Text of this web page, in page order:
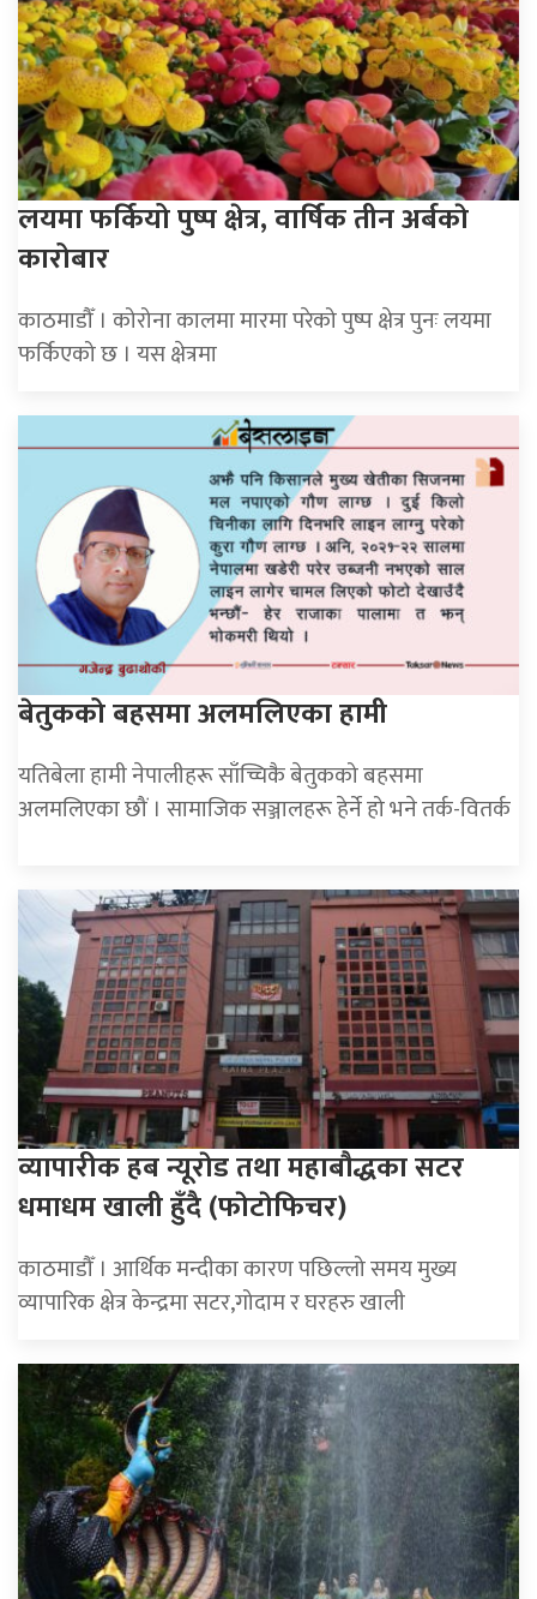
लयमा फर्कियो पुष्प क्षेत्र, वार्षिक तीन अर्बकाे
कारोबार
काठमाडौँ । कोरोना कालमा मारमा परेको पुष्प क्षेत्र पुनः लयमा
फर्किएको छ । यस क्षेत्रमा
बेतुकको बहसमा अलमलिएका हामी
यतिबेला हामी नेपालीहरू साँच्चिकै बेतुकको बहसमा
अलमलिएका छौं । सामाजिक सञ्जालहरू हेर्ने हो भने तर्क-वितर्क
व्यापारीक हब न्यूराेड तथा महाबाैद्धका सटर
धमाधम खाली हुँदै (फाेटाेफिचर)
काठमाडौँ । आर्थिक मन्दीका कारण पछिल्लो समय मुख्य
व्यापारिक क्षेत्र केन्द्रमा सटर,गोदाम र घरहरु खाली